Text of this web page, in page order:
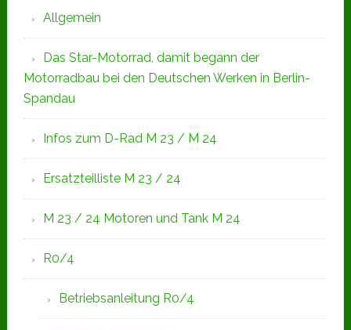
Allgemein
Das Star-Motorrad, damit begann der
Motorradbau bei den Deutschen Werken in Berlin-
Spandau
Infos zum D-Rad M 23 / M 24
Ersatzteilliste M 23 / 24
M 23 / 24 Motoren und Tank M 24
R0/4
Betriebsanleitung R0/4